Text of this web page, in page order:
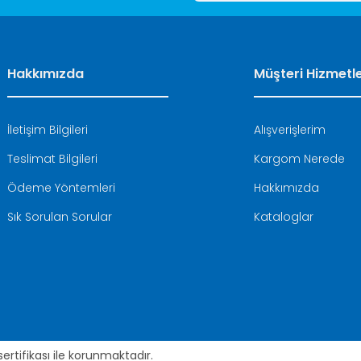
Hakkımızda
İletişim Bilgileri
Teslimat Bilgileri
Ödeme Yöntemleri
Sık Sorulan Sorular
Müşteri
Alışverişlerim
Kargom Nerede
Hakkımızda
Kataloglar
ile korunmaktadır.